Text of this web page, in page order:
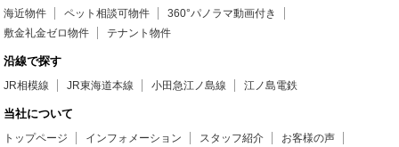
海近物件 ペット相談可物件
360°パノラマ動画付き
敷金礼金ゼロ物件
テナント物件
沿線で探す
JR相模線 JR東海道本線 小田急江ノ島線 江ノ島電鉄
当社について
トップページ インフォメーション スタッフ紹介 お客様の声